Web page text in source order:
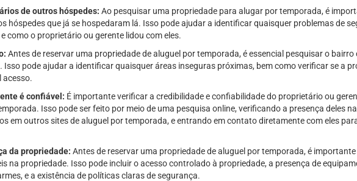
de outros hóspedes: Ao pesquisar uma propriedade para alugar por temporada, é
hóspedes que já se hospedaram lá. Isso pode ajudar a identificar quaisquer problemas de
como o proprietário ou gerente lidou com eles.
Antes de reservar uma propriedade de aluguel por temporada, é essencial pesquisar o bairro
pode ajudar a identificar quaisquer áreas inseguras próximas, bem como verificar se a
acesso.
é confiável: É importante verificar a credibilidade e confiabilidade do proprietário ou
Isso pode ser feito por meio de uma pesquisa online, verificando a presença deles
em outros sites de aluguel por temporada, e entrando em contato diretamente com eles
da propriedade: Antes de reservar uma propriedade de aluguel por temporada, é
na propriedade. Isso pode incluir o acesso controlado à propriedade, a presença de
e a existência de políticas claras de segurança.